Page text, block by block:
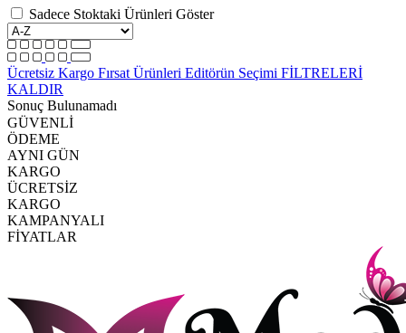
Sadece Stoktaki Ürünleri Göster
Ücretsiz Kargo Fırsat Ürünleri Editörün Seçimi FİLTRELERİ
KALDIR
Sonuç Bulunamadı
GÜVENLİ
ÖDEME
AYNI GÜN
KARGO
ÜCRETSİZ
KARGO
KAMPANYALI
FİYATLAR